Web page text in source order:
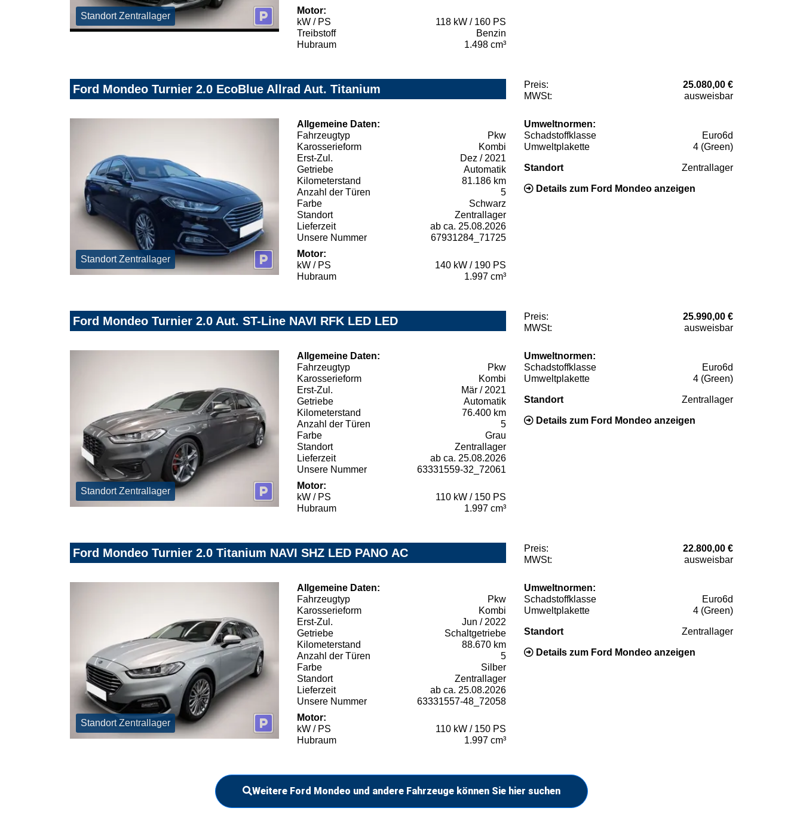
Standort Zentrallager
Motor:
kW / PS
118 kW / 160 PS
Treibstoff
Benzin
Hubraum
1.498 cm³
Ford Mondeo Turnier 2.0 EcoBlue Allrad Aut. Titanium Preis:
25.080,00 €
MWSt:
ausweisbar
Standort Zentrallager
Allgemeine Daten:
Fahrzeugtyp
Pkw
Karosserieform
Kombi
Erst-Zul.
Dez / 2021
Getriebe
Automatik
Kilometerstand
81.186 km
Anzahl der Türen
5
Farbe
Schwarz
Standort
Zentrallager
Lieferzeit
ab ca. 25.08.2026
Unsere Nummer
67931284_71725
Motor:
kW / PS
140 kW / 190 PS
Hubraum
1.997 cm³
Umweltnormen:
Schadstoffklasse
Euro6d
Umweltplakette
4 (Green)
Standort Zentrallager
Details zum Ford Mondeo anzeigen
Ford Mondeo Turnier 2.0 Aut. ST-Line NAVI RFK LED LED Preis:
25.990,00 €
MWSt:
ausweisbar
Standort Zentrallager
Allgemeine Daten:
Fahrzeugtyp
Pkw
Karosserieform
Kombi
Erst-Zul.
Mär / 2021
Getriebe
Automatik
Kilometerstand
76.400 km
Anzahl der Türen
5
Farbe
Grau
Standort
Zentrallager
Lieferzeit
ab ca. 25.08.2026
Unsere Nummer
63331559-32_72061
Motor:
kW / PS
110 kW / 150 PS
Hubraum
1.997 cm³
Umweltnormen:
Schadstoffklasse
Euro6d
Umweltplakette
4 (Green)
Standort Zentrallager
Details zum Ford Mondeo anzeigen
Ford Mondeo Turnier 2.0 Titanium NAVI SHZ LED PANO AC Preis:
22.800,00 €
MWSt:
ausweisbar
Standort Zentrallager
Allgemeine Daten:
Fahrzeugtyp
Pkw
Karosserieform
Kombi
Erst-Zul.
Jun / 2022
Getriebe
Schaltgetriebe
Kilometerstand
88.670 km
Anzahl der Türen
5
Farbe
Silber
Standort
Zentrallager
Lieferzeit
ab ca. 25.08.2026
Unsere Nummer
63331557-48_72058
Motor:
kW / PS
110 kW / 150 PS
Hubraum
1.997 cm³
Umweltnormen:
Schadstoffklasse
Euro6d
Umweltplakette
4 (Green)
Standort Zentrallager
Details zum Ford Mondeo anzeigen
Weitere Ford Mondeo und andere Fahrzeuge können Sie hier suchen